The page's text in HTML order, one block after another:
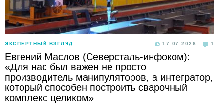
ЭКСПЕРТНЫЙ ВЗГЛЯД 17.07.2026 1
Евгений Маслов (Северсталь-инфоком):
«Для нас был важен не просто
производитель манипуляторов, а интегратор,
который способен построить сварочный
комплекс целиком»